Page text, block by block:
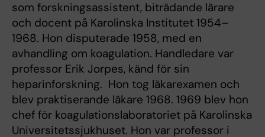
som forskningsassistent, biträdande lärare
och docent på Karolinska Institutet 1954–
1968. Hon disputerade 1958, med en
avhandling om koagulation. Handledare var
professor Erik Jorpes, känd för sin
heparinforskning. Hon tog läkarexamen och
blev praktiserande läkare 1968. 1969 blev hon
chef för koagulationslaboratoriet på Karolinska
Universitetssjukhuset. Hon var professor i